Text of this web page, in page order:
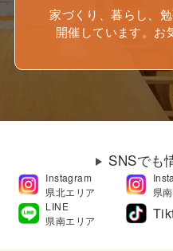
家づくり、暮らし、
開催しています。お
SNSでも
Instagram
県北エリア
県
LINE
県南エリア